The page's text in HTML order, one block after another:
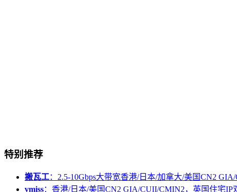
特别推荐
搬瓦工：2.5-10Gbps大带宽香港/日本/加拿大/美国CN2
vmiss：香港/日本/美国CN2 GIA/CUII/CMIN2，英国住宅IP